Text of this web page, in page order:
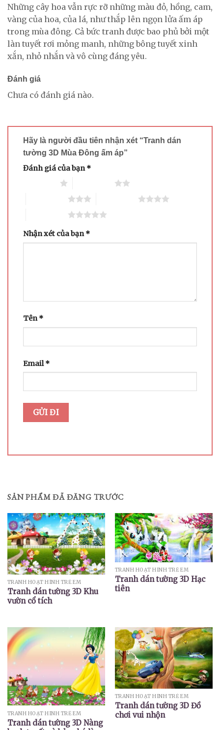
Những cây hoa vẫn rực rỡ những màu đỏ, hồng, cam,
vàng của hoa, của lá, như thắp lên ngọn lửa ấm áp
trong mùa đông. Cả bức tranh được bao phủ bởi một
làn tuyết rơi mỏng manh, những bông tuyết xinh
xắn, nhỏ nhắn và vô cùng đáng yêu.
Đánh giá
Chưa có đánh giá nào.
Hãy là người đầu tiên nhận xét “Tranh dán
tường 3D Mùa Đông ấm áp”
Đánh giá của bạn*
Nhận xét của bạn*
Tên*
Email*
SẢN PHẨM ĐÃ ĐĂNG TRƯỚC
TRANH HOẠT HÌNH TRẺ EM
Tranh dán tường 3D Khu
vườn cổ tích
TRANH HOẠT HÌNH TRẺ EM
Tranh dán tường 3D Hạc
tiên
TRANH HOẠT HÌNH TRẺ EM
Tranh dán tường 3D Nàng
TRANH HOẠT HÌNH TRẺ EM
Tranh dán tường 3D Đồ
chơi vui nhộn